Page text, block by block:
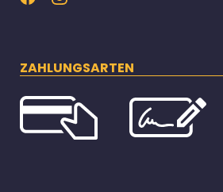
ZAHLUNGSARTEN